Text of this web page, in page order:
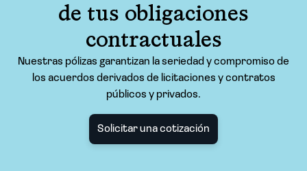
Quiénes Somos
Blog
de tus obligaciones
contractuales
Nuestras pólizas garantizan la seriedad y compromiso de
los acuerdos derivados de licitaciones y contratos
públicos y privados.
Solicitar una cotización